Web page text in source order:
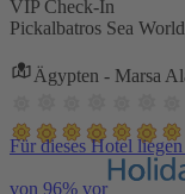
VIP Check-In
Pickalbatros Sea
Ägypten - Marsa
Für dieses Hotel
von 96% vor